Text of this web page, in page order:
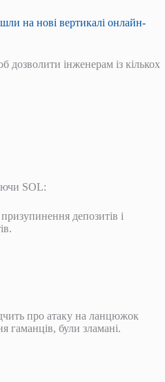
на нові вертикалі онлайн-
інженерам із кількох
SOL:
депозитів і
про атаку на ланцюжок
гаманців, були зламані.